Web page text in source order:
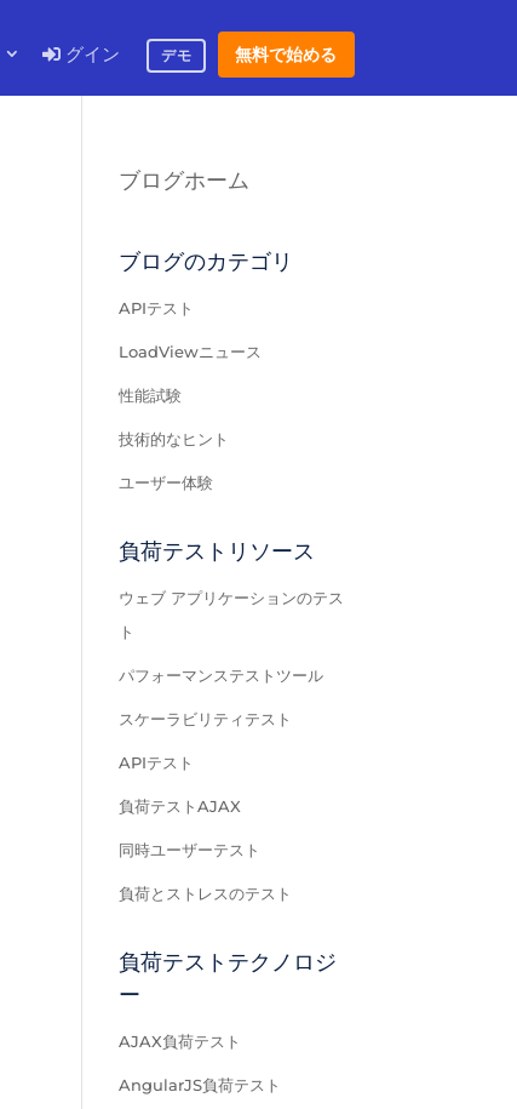
グイン デモ 無料で始める
ブログホーム
ブログのカテゴリ
APIテスト
LoadViewニュース
性能試験
技術的なヒント
ユーザー体験
負荷テストリソース
ウェブ アプリケーションのテス
ト
パフォーマンステストツール
スケーラビリティテスト
APIテスト
負荷テストAJAX
同時ユーザーテスト
負荷とストレスのテスト
負荷テストテクノロジ
ー
AJAX負荷テスト
AngularJS負荷テスト